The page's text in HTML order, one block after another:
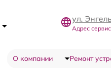
ул.
Адрес
О компании Ремонт